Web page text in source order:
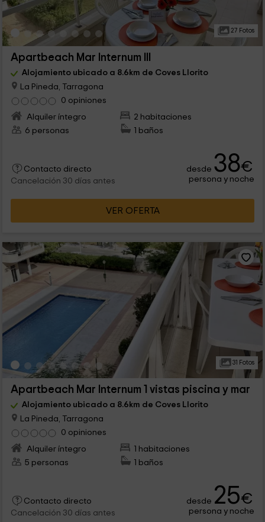
27 Fotos
Apartbeach Mar Internum III
Alojamiento ubicado a 8.6km de Coves Llorito
La Pineda, Tarragona
0 opiniones
Alquiler íntegro
2 habitaciones
6 personas
1 baños
Contacto directo
Cancelación 30 días antes
desde 38€
persona y noche
VER OFERTA
31 Fotos
Apartbeach Mar Internum 1 vistas piscina y mar
Alojamiento ubicado a 8.6km de Coves Llorito
La Pineda, Tarragona
0 opiniones
Alquiler íntegro
1 habitaciones
5 personas
1 baños
Contacto directo
Cancelación 30 días antes
desde 25€
persona y noche